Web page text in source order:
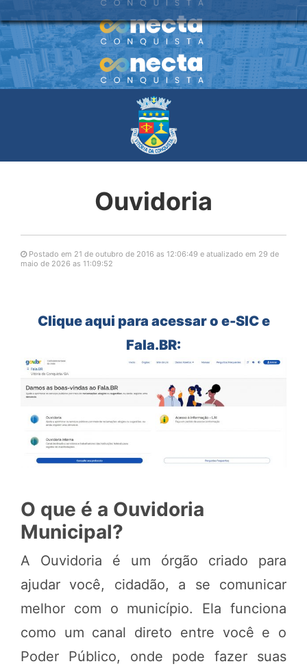
Ouvidoria
Postado em 21 de outubro de 2016 as 12:06:49 e atualizado em 29 de
maio de 2026 as 11:09:52
Clique aqui para acessar o e-SIC e
Fala.BR:
O que é a Ouvidoria
Municipal?
A Ouvidoria é um órgão criado para
ajudar você, cidadão, a se comunicar
melhor com o município. Ela funciona
como um canal direto entre você e o
Poder Público, onde pode fazer suas